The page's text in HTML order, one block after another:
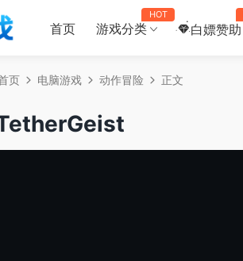
首页 游戏分类
HOT
白嫖赞助
页 电脑游戏 动作冒险 正文